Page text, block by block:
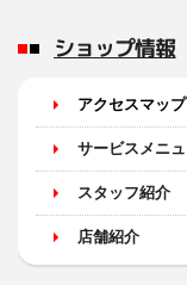
ショップ情報
アクセスマップ
サービスメニ
スタッフ紹介
店舗紹介